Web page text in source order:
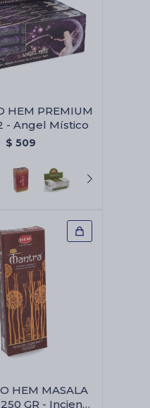
HEM PREMIUM
- Angel Místico
$ 509
HEM MASALA
GR - Incienso